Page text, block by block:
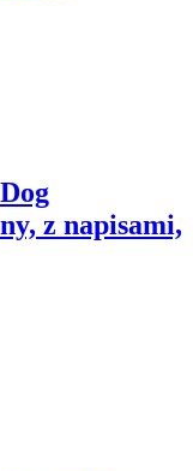
z napisami,